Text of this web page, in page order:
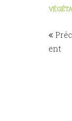
ent